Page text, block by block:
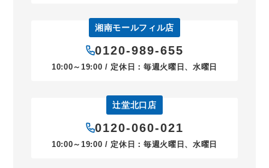
湘南モールフィル店
0120-989-655
10:00～19:00 / 定休日：毎週火曜日、水曜日
辻堂北口店
0120-060-021
10:00～19:00 / 定休日：毎週火曜日、水曜日